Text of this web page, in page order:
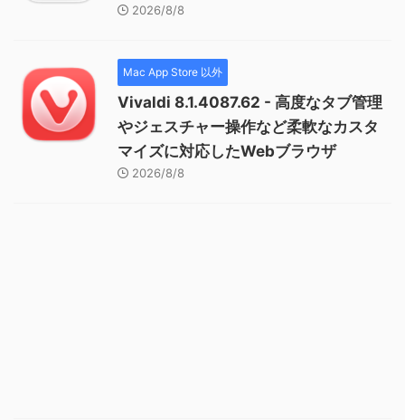
2026/8/8
Mac App Store 以外
Vivaldi 8.1.4087.62 - 高度なタブ管理
やジェスチャー操作など柔軟なカスタ
マイズに対応したWebブラウザ
2026/8/8